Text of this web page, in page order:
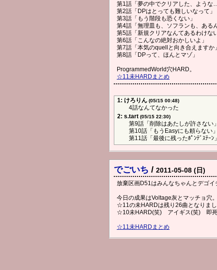
第1話「夢の中でクリアした、ような
第2話「DPはとっても難しいなって」
第3話「もう階段も恐くない」
第4話「無理皿も、ソフランも、ある
第5話「新規クリアなんてあるわけな
第6話「こんなの絶対おかしいよ」
第7話「本気のquellと向き合えますか
第8話「DPって、ほんとマゾ」
ProgrammedWorld穴HARD。
☆11未HARDまとめ
1: けろりん (05/15 00:48)
4話なんてなかった
2: s.tart (05/15 22:30)
第9話「削除はあたしが許さない
第10話「もうEasyにも頼らない
第11話「最後に残ったﾎﾟﾝﾃﾞｽﾃｰﾝ
でごいち / 2011-05-08 (日)
放棄区画D51はみんなちゃんとデゴ
今日の成果はVoltage灰とマッチョ穴
☆11の未HARDは残り26曲となりま
☆10未HARD(笑) アイギス(笑) 即
☆11未HARDまとめ